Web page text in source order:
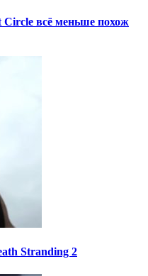
Circle всё меньше похож
Stranding 2